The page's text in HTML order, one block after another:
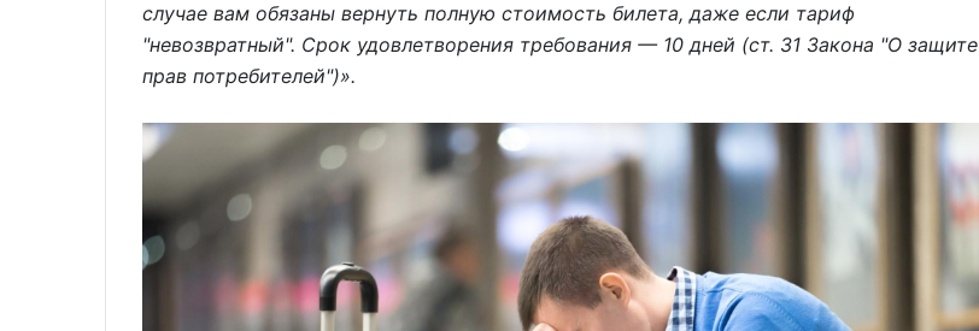
случае вам обязаны вернуть полную стоимость билета, даже если тариф
"невозвратный". Срок удовлетворения требования — 10 дней (ст. 31 Закона "О защите
прав потребителей")».